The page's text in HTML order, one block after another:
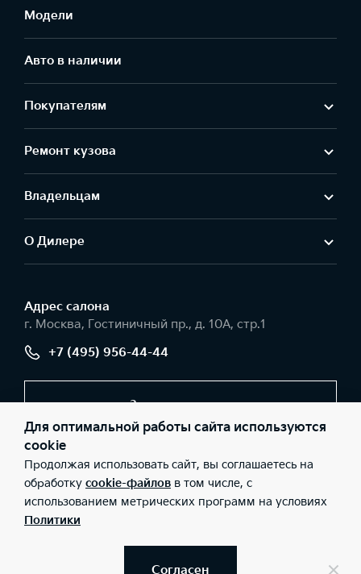
Модели
Авто в наличии
Покупателям
Ремонт кузова
Владельцам
О Дилере
Адрес салонa
г. Москва, Гостиничный пр., д. 10А, стр.1
+7 (495) 956-44-44
Заказать звонок
© 2026 Юридические лица ООО «Интер Авто» (Фактический
адрес: г. Москва, Гостиничный пр., д. 10А, стр.1; Телефон: +7
(495) 956-44-44; ИНН: 9715442363; ОГРН: 1237700138060), ООО
«Киа Россия и СНГ» (Фактический адрес: г.Москва, Валовая 26;
Телефон: 8 800 301 08 80; ИНН: 7728674093; ОГРН:
5087746291760) ведут деятельность на территории РФ в
соответствующих моделях и комплектациях и их наличии, ценах,
Для оптимальной работы сайта используются
cookie
Продолжая использовать сайт, вы соглашаетесь на
обработку cookie-файлов в том числе, с
использованием метрических программ на условиях
Политики
Согласен